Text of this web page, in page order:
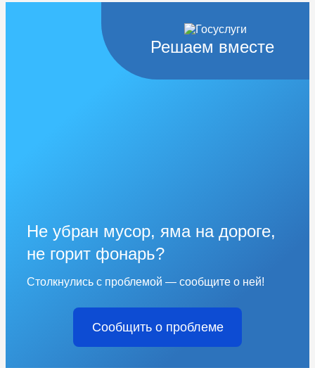
Решаем вместе
Не убран мусор, яма на дороге,
не горит фонарь?
Столкнулись с проблемой — сообщите о ней!
Сообщить о проблеме